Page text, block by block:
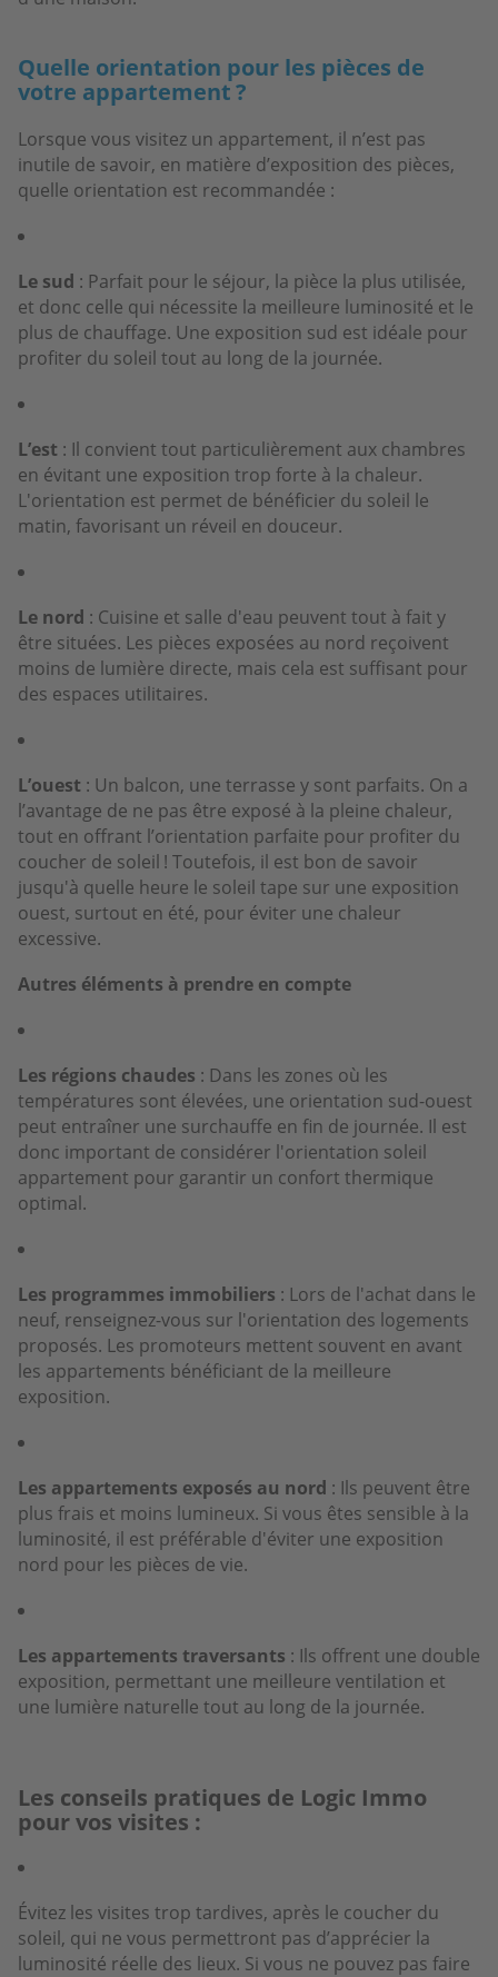
Quelle orientation pour les pièces de
votre appartement ?
Lorsque vous visitez un appartement, il n’est pas
inutile de savoir, en matière d’exposition des pièces,
quelle orientation est recommandée :
Le sud : Parfait pour le séjour, la pièce la plus utilisée,
et donc celle qui nécessite la meilleure luminosité et le
plus de chauffage. Une exposition sud est idéale pour
profiter du soleil tout au long de la journée.
L’est : Il convient tout particulièrement aux chambres
en évitant une exposition trop forte à la chaleur.
L'orientation est permet de bénéficier du soleil le
matin, favorisant un réveil en douceur.
Le nord : Cuisine et salle d'eau peuvent tout à fait y
être situées. Les pièces exposées au nord reçoivent
moins de lumière directe, mais cela est suffisant pour
des espaces utilitaires.
L’ouest : Un balcon, une terrasse y sont parfaits. On a
l’avantage de ne pas être exposé à la pleine chaleur,
tout en offrant l’orientation parfaite pour profiter du
coucher de soleil ! Toutefois, il est bon de savoir
jusqu'à quelle heure le soleil tape sur une exposition
ouest, surtout en été, pour éviter une chaleur
excessive.
Autres éléments à prendre en compte
Les régions chaudes : Dans les zones où les
températures sont élevées, une orientation sud-ouest
peut entraîner une surchauffe en fin de journée. Il est
donc important de considérer l'orientation soleil
appartement pour garantir un confort thermique
optimal.
Les programmes immobiliers : Lors de l'achat dans le
neuf, renseignez-vous sur l'orientation des logements
proposés. Les promoteurs mettent souvent en avant
les appartements bénéficiant de la meilleure
exposition.
Les appartements exposés au nord : Ils peuvent être
plus frais et moins lumineux. Si vous êtes sensible à la
luminosité, il est préférable d'éviter une exposition
nord pour les pièces de vie.
Les appartements traversants : Ils offrent une double
exposition, permettant une meilleure ventilation et
une lumière naturelle tout au long de la journée.
Les conseils pratiques de Logic Immo
pour vos visites :
Évitez les visites trop tardives, après le coucher du
soleil, qui ne vous permettront pas d’apprécier la
luminosité réelle des lieux. Si vous ne pouvez pas faire